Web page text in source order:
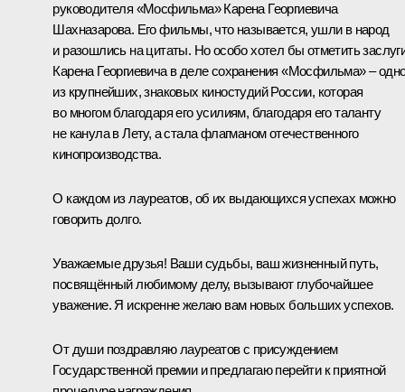
руководителя «Мосфильма» Карена Георгиевича
Шахназарова. Его фильмы, что называется, ушли в народ
и разошлись на цитаты. Но особо хотел бы отметить
Карена Георгиевича в деле сохранения «Мосфильма» –
из крупнейших, знаковых киностудий России, которая
во многом благодаря его усилиям, благодаря его таланту
не канула в Лету, а стала флагманом отечественного
кинопроизводства.
О каждом из лауреатов, об их выдающихся успехах можно
говорить долго.
Уважаемые друзья! Ваши судьбы, ваш жизненный путь,
посвящённый любимому делу, вызывают глубочайшее
уважение. Я искренне желаю вам новых больших успехов.
От души поздравляю лауреатов с присуждением
Государственной премии и предлагаю перейти к приятной